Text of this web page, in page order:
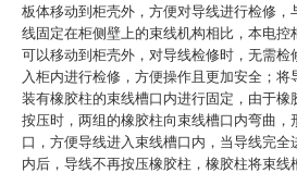
板体移动到柜壳外，方便对导线进行检修，
线固定在柜侧壁上的束线机构相比，本电控
可以移动到柜壳外，对导线检修时，无需检
入柜内进行检修，方便操作且更加安全；将
装有橡胶柱的束线槽口内进行固定，由于橡
按压时，两组的橡胶柱向束线槽口内弯曲，
口，方便导线进入束线槽口内，当导线完全
内后，导线不再按压橡胶柱，橡胶柱将束线